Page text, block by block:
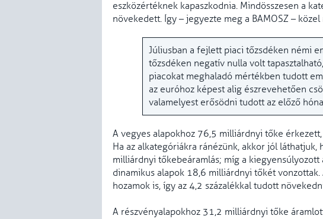
eszközértéknek kapaszkodnia. Mindösszesen a
növekedett. Így – jegyezte meg a BAMOSZ –
Júliusban a fejlett piaci tőzsdéken némi
tőzsdéken negatív nulla volt
piacokat meghaladó mértékben tudott
az euróhoz képest alig észrevehetően
valamelyest erősödni tudott az előző
A vegyes alapokhoz 76,5 milliárdnyi tőke
Ha az alkategóriákra ránézünk, akkor jól
milliárdnyi tőkebeáramlás; míg a
dinamikus alapok 18,6 milliárdnyi tőkét
hozamok is, így az 4,2 százalékkal tudott
A részvényalapokhoz 31,2 milliárdnyi tőke